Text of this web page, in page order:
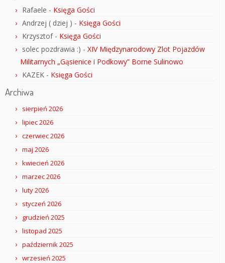
Rafaele - Księga Gości
Andrzej ( dziej ) - Księga Gości
Krzysztof- Księga Gości
solec pozdrawia :) - XIV Międzynarodowy Zlot Pojazdów
Militarnych „Gąsienice i Podkowy” Borne Sulinowo
KAZEK - Księga Gości
Archiwa
sierpień 2026
lipiec 2026
czerwiec 2026
maj 2026
kwiecień 2026
marzec 2026
luty 2026
styczeń 2026
grudzień 2025
listopad 2025
październik 2025
wrzesień 2025